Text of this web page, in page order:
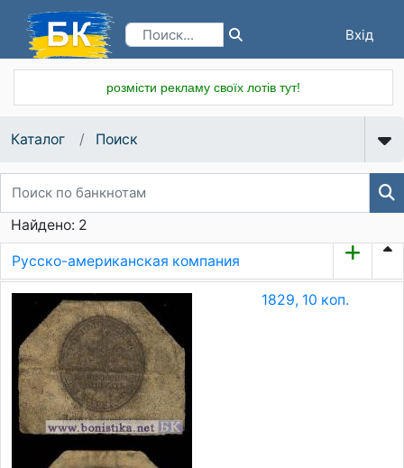
Вхід
розмісти рекламу своїх лотів тут!
Каталог Поиск
Найдено: 2
Русско-американская компания
1829, 10 коп.